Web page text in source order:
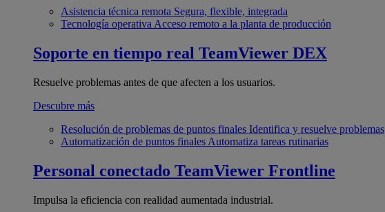
Asistencia técnica remota Segura, flexible, integrada
Tecnología operativa Acceso remoto a la planta de producción
Soporte en tiempo real TeamViewer DEX
Resuelve problemas antes de que afecten a los usuarios.
Descubre más
Resolución de problemas de puntos finales Identifica y resuelve problemas
Automatización de puntos finales Automatiza tareas rutinarias
Personal conectado TeamViewer Frontline
Impulsa la eficiencia con realidad aumentada industrial.